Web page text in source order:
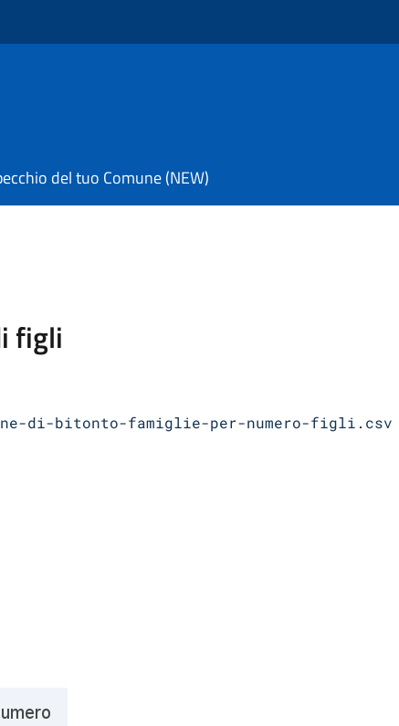
del tuo Comune (NEW)
figli
di-bitonto-famiglie-per-numero-figli.csv